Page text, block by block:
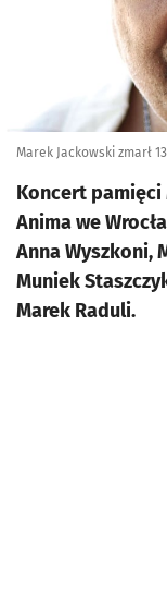
Marek Jackowski zmarł
Koncert pamięci
Anima we
Anna Wyszkoni,
Muniek
Marek Raduli.